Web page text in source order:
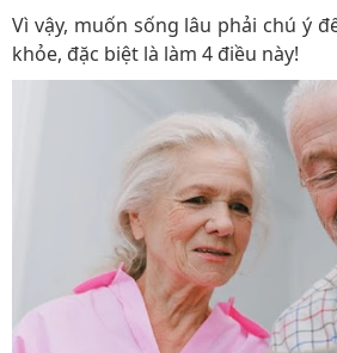
Vì vậy, muốn sống lâu phải chú ý
khỏe, đặc biệt là làm 4 điều này!